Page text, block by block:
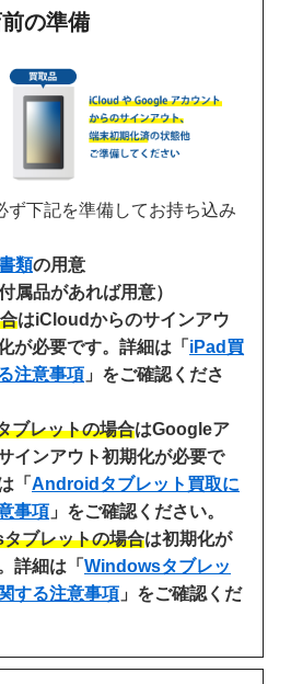
の準備
ず下記を準備してお持ち込み
類の用意
属品があれば用意）
はiCloudからのサインアウ
が必要です。詳細は「 iPad買
注意事項 」をご確認くださ
ブレットの場合はGoogleア
インアウト初期化が必要で
「 Androidタブレット買取に
事項 」をご確認ください。
ブレットの場合は初期化が
詳細は「 Windowsタブレッ
する注意事項 」をご確認くだ